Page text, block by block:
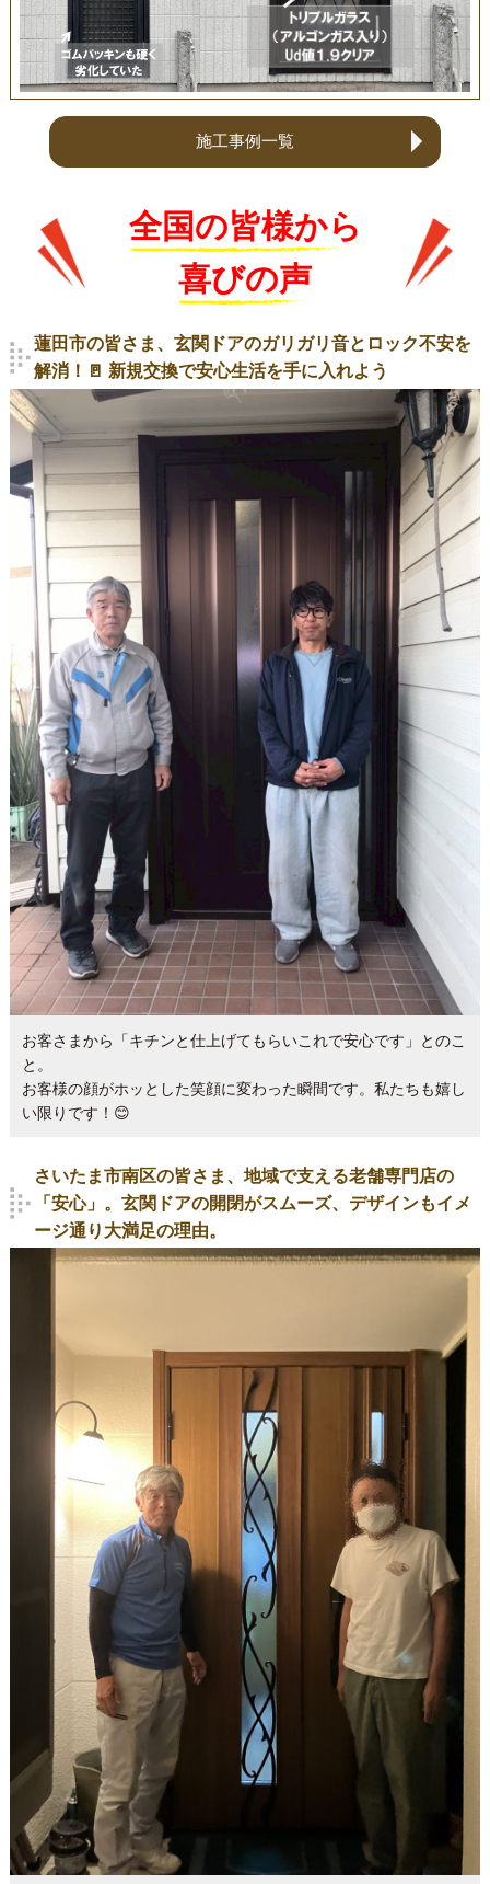
施工事例一覧
全国の皆様から
喜びの声
蓮田市の皆さま、玄関ドアのガリガリ音とロック不安を
解消！🚪 新規交換で安心生活を手に入れよう
お客さまから「キチンと仕上げてもらいこれで安心です」とのこ
と。
お客様の顔がホッとした笑顔に変わった瞬間です。私たちも嬉し
い限りです！😊
さいたま市南区の皆さま、地域で支える老舗専門店の
「安心」。玄関ドアの開閉がスムーズ、デザインもイメ
ージ通り大満足の理由。